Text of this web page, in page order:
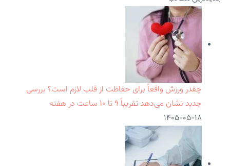
چقدر ورزش واقعاً برای حفاظت از قلب لازم است؟ بررسی
جدید نشان می‌دهد تقریباً ۹ تا ۱۰ ساعت در هفته
۱۴۰۵-۰۵-۱۸